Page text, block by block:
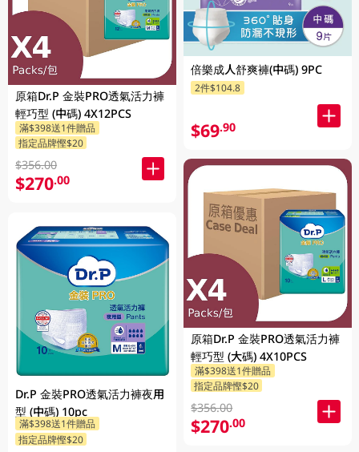
原箱Dr.P 金裝PRO透氣活力褲
輕巧型 (中碼) 4X12PCS
滿$398送1件贈品
指定品牌慳$20
$356.00
$270.00
Dr.P 金裝PRO透氣活力褲夜用
型 (中碼) 10pc
滿$398送1件贈品
指定品牌慳$20
倍樂成人舒爽褲(中碼) 9PC
2件$104.8
$69.90
原箱Dr.P 金裝PRO透氣活力褲
輕巧型 (大碼) 4X10PCS
滿$398送1件贈品
指定品牌慳$20
$356.00
$270.00